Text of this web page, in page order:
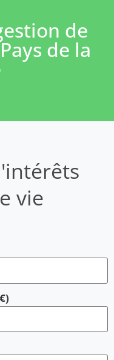
de
de la
vie